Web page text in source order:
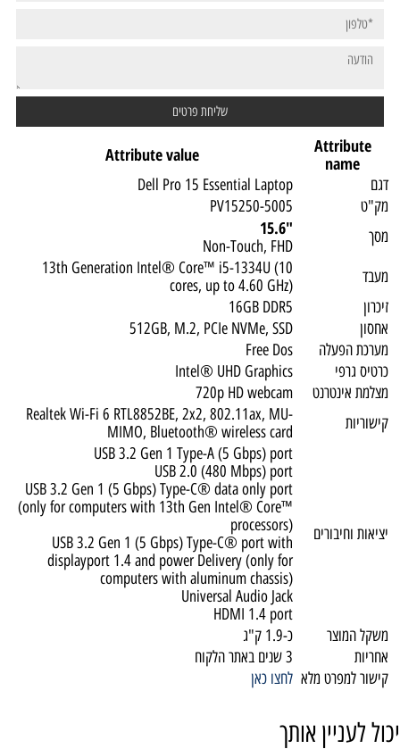
Attribute
name
Attribute value
דגם
Dell Pro 15 Essential Laptop
מק"ט
PV15250-5005
מסך
"15.6
Non-Touch, FHD
מעבד
13th Generation Intel® Core™ i5-1334U (10
cores, up to 4.60 GHz)
זיכרון
16GB DDR5
אחסון
512GB, M.2, PCIe NVMe, SSD
מערכת הפעלה
Free Dos
כרטיס גרפי
Intel® UHD Graphics
מצלמת אינטרנט
720p HD webcam
קישוריות
Realtek Wi-Fi 6 RTL8852BE, 2x2, 802.11ax, MU-
MIMO, Bluetooth® wireless card
יציאות וחיבורים
USB 3.2 Gen 1 Type-A (5 Gbps) port
USB 2.0 (480 Mbps) port
USB 3.2 Gen 1 (5 Gbps) Type-C® data only port
(only for computers with 13th Gen Intel® Core™
processors)
USB 3.2 Gen 1 (5 Gbps) Type-C® port with
displayport 1.4 and power Delivery (only for
computers with aluminum chassis)
Universal Audio Jack
HDMI 1.4 port
משקל המוצר
כ-1.9 ק"ג
אחריות
3 שנים באתר הלקוח
קישור למפרט מלא לחצו כאן
יכול לעניין אותך